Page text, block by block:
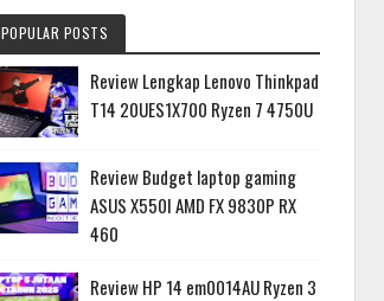
POPULAR POSTS
Review Lengkap Lenovo Thinkpad
T14 20UES1X700 Ryzen 7 4750U
Review Budget laptop gaming
ASUS X550I AMD FX 9830P RX
460
Review HP 14 em0014AU Ryzen 3